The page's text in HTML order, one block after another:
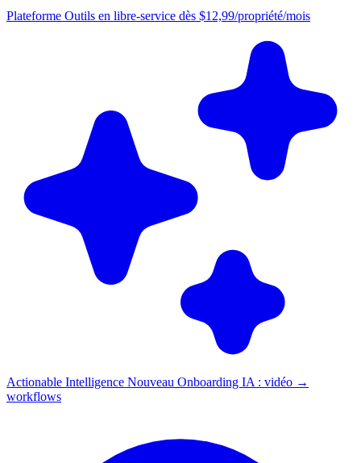
Plateforme Outils en libre-service dès $12,99/propriété/mois
Actionable Intelligence Nouveau Onboarding IA : vidéo →
workflows